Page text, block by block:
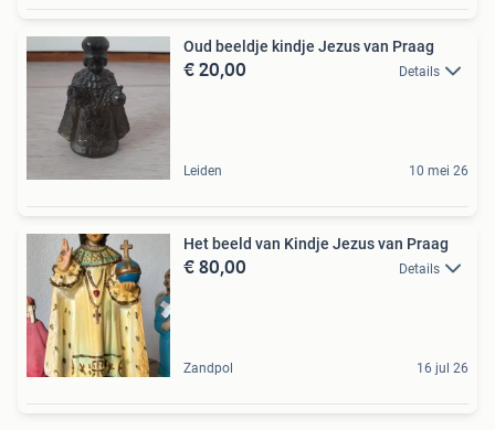
Oud beeldje kindje Jezus van Praag
€ 20,00 Details
Leiden 10 mei 26
Het beeld van Kindje Jezus van Praag
€ 80,00 Details
Zandpol 16 jul 26